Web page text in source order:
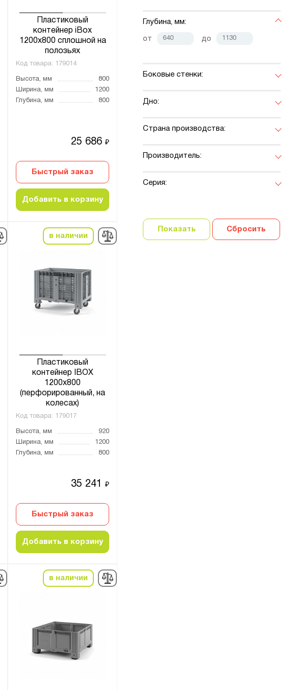
Пластиковый
контейнер iBox
1200х800 сплошной на
полозьях
Код товара: 179014
Высота, мм
800
Ширина, мм
1200
Глубина, мм
800
25 686 ₽
Быстрый заказ
Добавить в корзину
в наличии
Пластиковый
контейнер IBOX
1200х800
(перфорированный, на
колесах)
Код товара: 179017
Высота, мм
920
Ширина, мм
1200
Глубина, мм
800
35 241 ₽
Быстрый заказ
Добавить в корзину
в наличии
Глубина, мм:
от до
Боковые стенки:
Дно:
Страна производства:
Производитель:
Серия:
Показать Сбросить